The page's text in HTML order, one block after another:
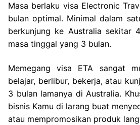
Masa berlaku visa Electronic
bulan optimal. Minimal dalam
berkunjung ke Australia sekitar
masa tinggal yang 3 bulan.
Memegang visa ETA sangat
belajar, berlibur, bekerja, atau
3 bulan lamanya di Australia.
bisnis Kamu di larang buat
atau mempromosikan produk